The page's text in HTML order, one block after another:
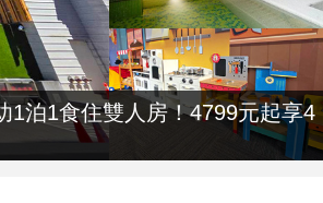
泊1食住雙人房！4799元起享4